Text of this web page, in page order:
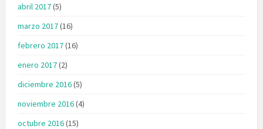
abril 2017(5)
marzo 2017(16)
febrero 2017(16)
enero 2017(2)
diciembre 2016(5)
noviembre 2016(4)
octubre 2016(15)